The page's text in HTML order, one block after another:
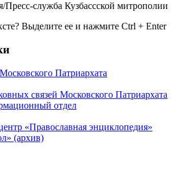
Пресс-служба Кузбассской митрополии
Выделите ее и нажмите Ctrl + Enter
Патриархата
связей Московского Патриархата
отдел
«Православная энциклопедия»
(архив)